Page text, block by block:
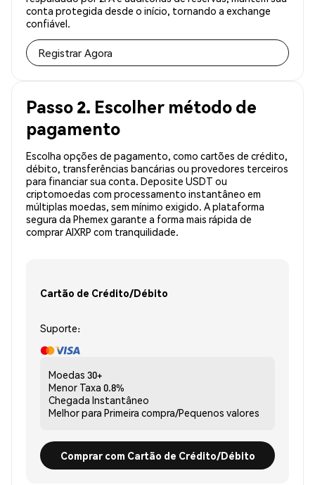
conta protegida desde o início, tornando a exchange
confiável.
Registrar Agora
Passo 2. Escolher método de
pagamento
Escolha opções de pagamento, como cartões de crédito,
débito, transferências bancárias ou provedores terceiros
para financiar sua conta. Deposite USDT ou
criptomoedas com processamento instantâneo em
múltiplas moedas, sem mínimo exigido. A plataforma
segura da Phemex garante a forma mais rápida de
comprar AIXRP com tranquilidade.
Cartão de Crédito/Débito
Suporte:
Moedas 30+
Menor Taxa 0.8%
Chegada Instantâneo
Melhor para Primeira compra/Pequenos valores
Comprar com Cartão de Crédito/Débito